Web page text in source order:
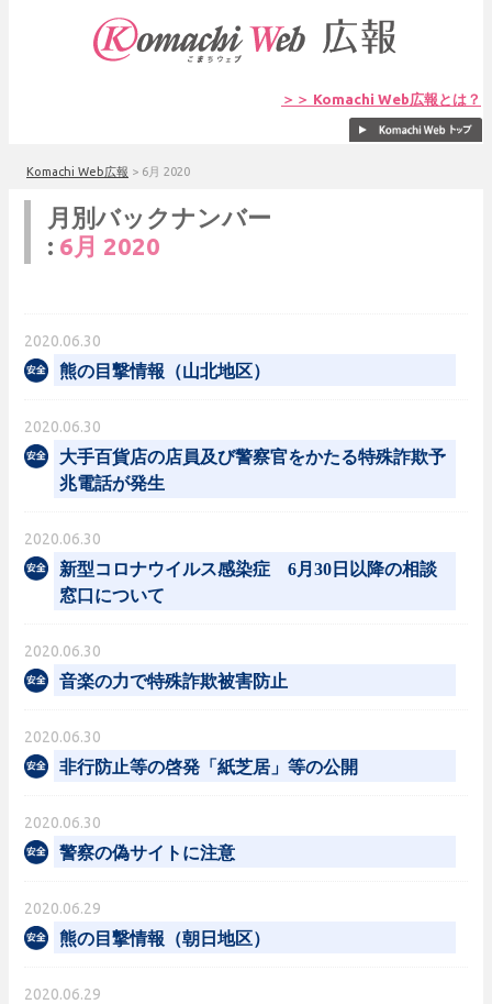
＞＞ Komachi Web広報とは？
Komachi Web広報 > 6月 2020
月別バックナンバー
: 6月 2020
2020.06.30
熊の目撃情報（山北地区）
2020.06.30
大手百貨店の店員及び警察官をかたる特殊詐欺予
兆電話が発生
2020.06.30
新型コロナウイルス感染症 6月30日以降の相談
窓口について
2020.06.30
音楽の力で特殊詐欺被害防止
2020.06.30
非行防止等の啓発「紙芝居」等の公開
2020.06.30
警察の偽サイトに注意
2020.06.29
熊の目撃情報（朝日地区）
2020.06.29